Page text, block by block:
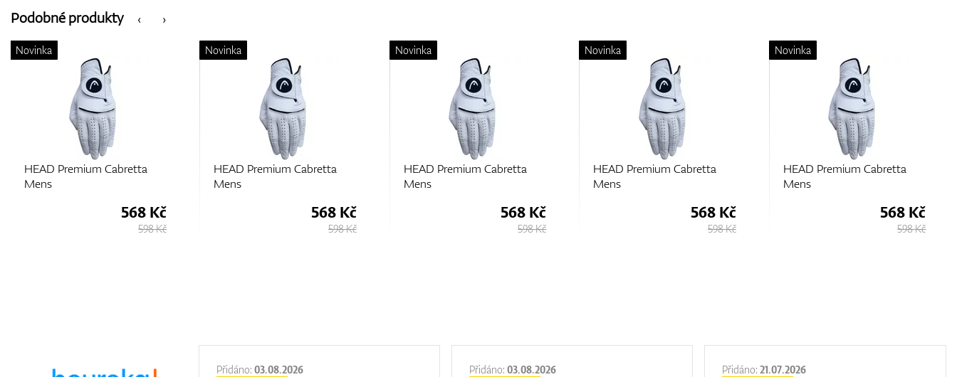
‹
Podobné produkty ›
HEAD Premium Cabretta
Mens
Novinka
568 Kč
598 Kč
HEAD Premium Cabretta
Mens
Novinka
568 Kč
598 Kč
HEAD Premium Cabretta
Mens
Novinka
568 Kč
598 Kč
HEAD Premium Cabretta
Mens
Novinka
568 Kč
598 Kč
HEAD Premium Cabretta
Mens
Novinka
568 Kč
598 Kč
Přidáno:03.08.2026 Přidáno:03.08.2026 Přidáno:21.07.2026